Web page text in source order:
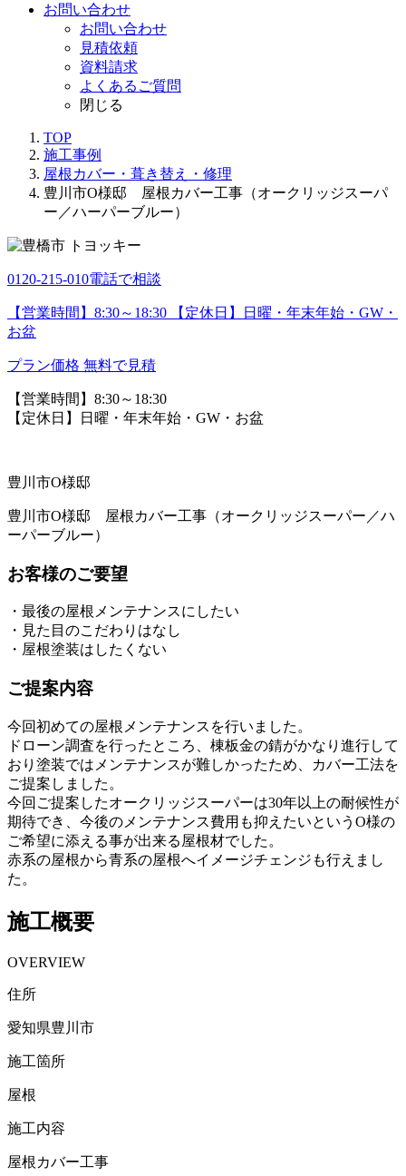
お問い合わせ
お問い合わせ
見積依頼
資料請求
よくあるご質問
閉じる
TOP
施工事例
屋根カバー・葺き替え・修理
豊川市O様邸 屋根カバー工事（オークリッジスーパ
ー／ハーパーブルー）
0120-215-010電話で相談
【営業時間】8:30～18:30 【定休日】日曜・年末年始・GW・
お盆
プラン価格 無料で見積
【営業時間】8:30～18:30
【定休日】日曜・年末年始・GW・お盆
豊川市O様邸
豊川市O様邸 屋根カバー工事（オークリッジスーパー／ハ
ーパーブルー）
お客様のご要望
・最後の屋根メンテナンスにしたい
・見た目のこだわりはなし
・屋根塗装はしたくない
ご提案内容
今回初めての屋根メンテナンスを行いました。
ドローン調査を行ったところ、棟板金の錆がかなり進行して
おり塗装ではメンテナンスが難しかったため、カバー工法を
ご提案しました。
今回ご提案したオークリッジスーパーは30年以上の耐候性が
期待でき、今後のメンテナンス費用も抑えたいというO様の
ご希望に添える事が出来る屋根材でした。
赤系の屋根から青系の屋根へイメージチェンジも行えまし
た。
施工概要
OVERVIEW
住所
愛知県豊川市
施工箇所
屋根
施工内容
屋根カバー工事